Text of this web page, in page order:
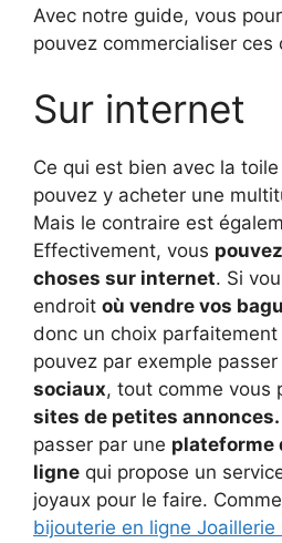
Avec notre guide, vous
pouvez commercialiser ces
Sur internet
Ce qui est bien avec la toile
pouvez y acheter une
Mais le contraire est
Effectivement, vous
choses sur internet. Si
endroit où vendre vos
donc un choix
pouvez par exemple passer
sociaux, tout comme vous
sites de petites annonces.
passer par une plateforme
ligne qui propose un
joyaux pour le faire.
bijouterie en ligne Joaillerie